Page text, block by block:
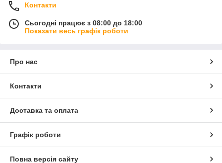
Контакти
Сьогодні працює з 08:00 до 18:00
Показати весь графік роботи
Про нас
Контакти
Доставка та оплата
Графік роботи
Повна версія сайту